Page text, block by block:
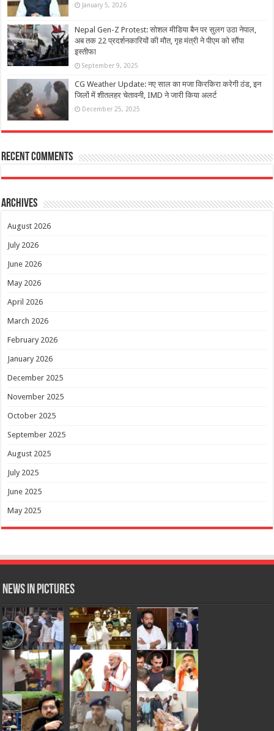
January 5, 2026
Nepal Gen-Z Protest: सोशल मीडिया बैन पर सुलग उठा नेपाल,
अब तक 22 प्रदर्शनकारियों की मौत, गृह मंत्री ने पीएम को सौंपा
इस्तीफा
September 9, 2025
CG Weather Update: नए साल का मजा किरकिरा करेगी ठंड, इन
जिलों में शीतलहर चेतावनी, IMD ने जारी किया अलर्ट
December 25, 2025
Recent Comments
Archives
August 2026
July 2026
June 2026
May 2026
April 2026
March 2026
February 2026
January 2026
December 2025
November 2025
October 2025
September 2025
August 2025
July 2025
June 2025
May 2025
News in Pictures